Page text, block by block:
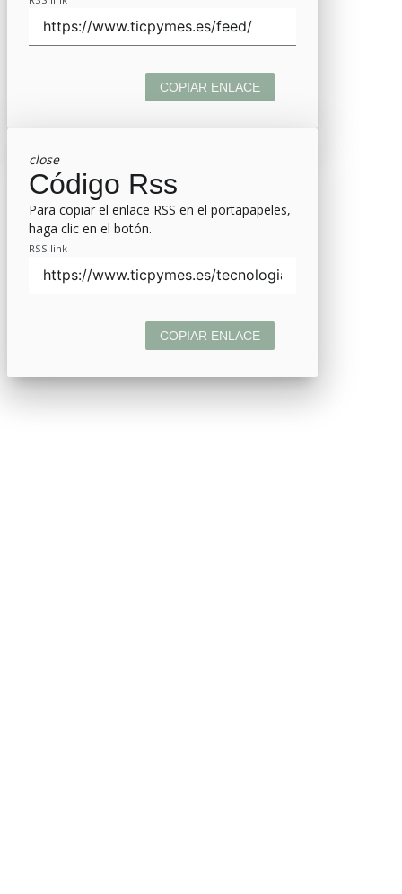
COPIAR ENLACE
close
Código Rss
Para copiar el enlace RSS en el portapapeles,
haga clic en el botón.
RSS link
COPIAR ENLACE